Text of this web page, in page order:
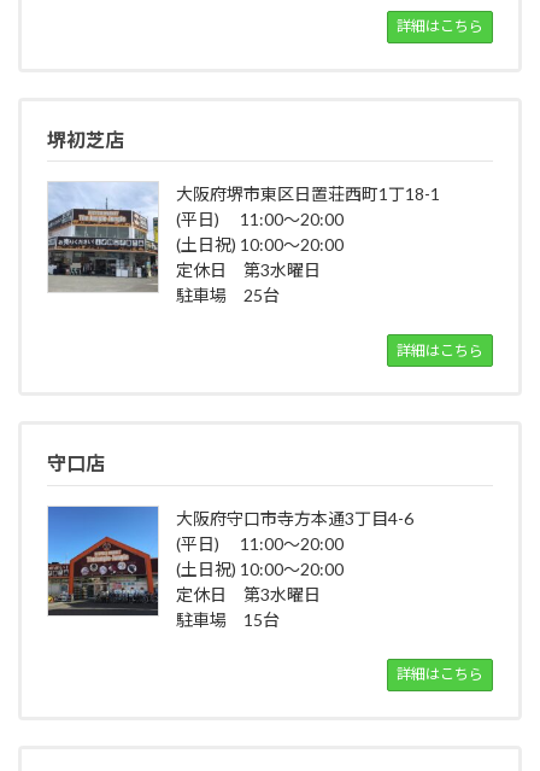
詳細はこちら
堺初芝店
大阪府堺市東区日置荘西町1丁18-1
(平日) 11:00～20:00
(土日祝) 10:00～20:00
定休日 第3水曜日
駐車場 25台
詳細はこちら
守口店
大阪府守口市寺方本通3丁目4-6
(平日) 11:00～20:00
(土日祝) 10:00～20:00
定休日 第3水曜日
駐車場 15台
詳細はこちら